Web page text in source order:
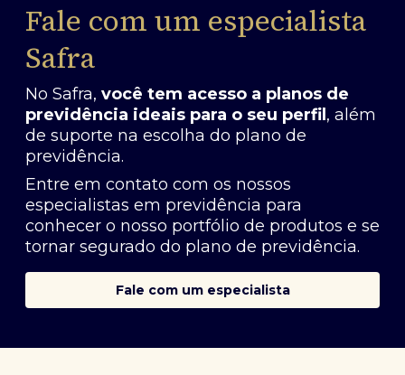
Fale com um especialista
Safra
No Safra, você tem acesso a planos de
previdência ideais para o seu perfil , além
de suporte na escolha do plano de
previdência.
Entre em contato com os nossos
especialistas em previdência para
conhecer o nosso portfólio de produtos e se
tornar segurado do plano de previdência.
Fale com um especialista